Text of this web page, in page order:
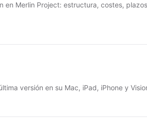
en Merlin Project: estructura, costes,
versión en su Mac, iPad, iPhone y